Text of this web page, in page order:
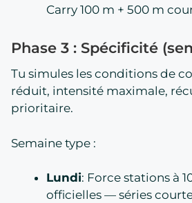
Carry 100 m + 500 m
Phase 3 : Spécificité
Tu simules les conditions de
réduit, intensité maximale,
prioritaire.
Semaine type :
Lundi: Force stations à
officielles — séries